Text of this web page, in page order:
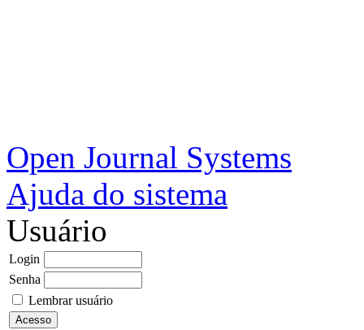
Open Journal Systems
Ajuda do sistema
Usuário
Login
Senha
Lembrar usuário